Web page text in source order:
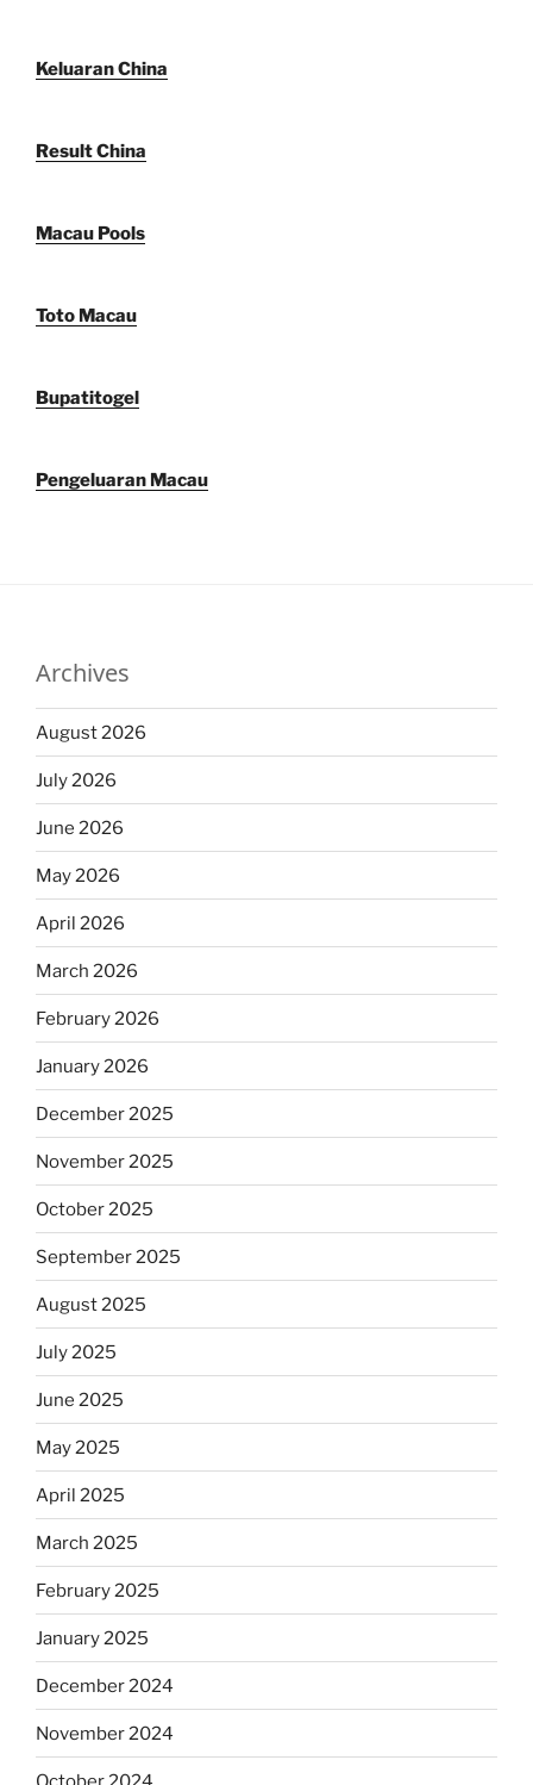
Keluaran China
Result China
Macau Pools
Toto Macau
Bupatitogel
Pengeluaran Macau
Archives
August 2026
July 2026
June 2026
May 2026
April 2026
March 2026
February 2026
January 2026
December 2025
November 2025
October 2025
September 2025
August 2025
July 2025
June 2025
May 2025
April 2025
March 2025
February 2025
January 2025
December 2024
November 2024